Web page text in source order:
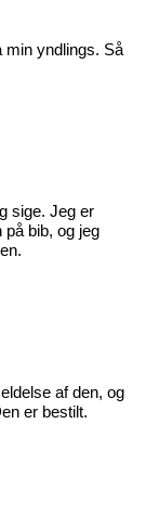
min yndlings. Så
sige. Jeg er
på bib, og jeg
af den, og
er bestilt.